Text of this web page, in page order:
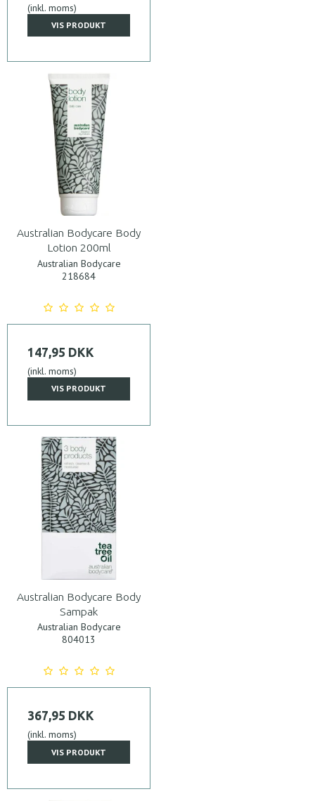
(inkl. moms)
VIS PRODUKT
Australian Bodycare Body
Lotion 200ml
Australian Bodycare
218684
147,95 DKK
(inkl. moms)
VIS PRODUKT
Australian Bodycare Body
Sampak
Australian Bodycare
804013
367,95 DKK
(inkl. moms)
VIS PRODUKT